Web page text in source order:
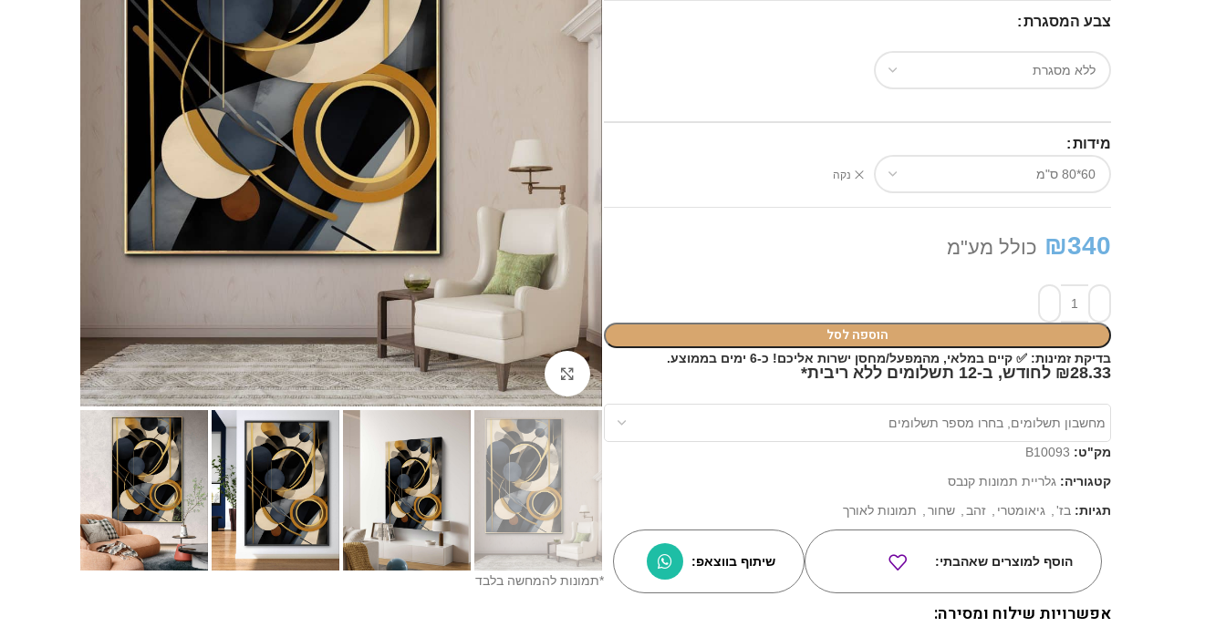
צבע המסגרת
מידות
נקה
₪340 כולל מע"מ
הוספה לסל
בדיקת זמינות: ✅ קיים במלאי, מהמפעל/מחסן ישרות אליכם! כ-6 ימים בממוצע.
₪28.33 לחודש, ב-12 תשלומים ללא ריבית*
מק"ט: B10093
קטגוריה: גלריית תמונות קנבס
תגיות: בז' גיאומטרי זהב שחור תמונות לאורך
הוסף למוצרים שאהבתי: שיתוף בווצאפ:
אפשרויות שילוח ומסירה:
Click to enlarge
*תמונות להמחשה בלבד